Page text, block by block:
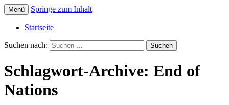
Der Dritte Spieler
Menü Springe zum Inhalt
Startseite
Suchen nach:
Schlagwort-Archive: End of
Nations